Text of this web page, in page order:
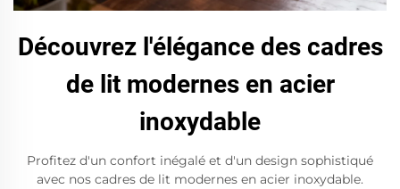
Découvrez l'élégance des cadres
de lit modernes en acier
inoxydable
Profitez d'un confort inégalé et d'un design sophistiqué
avec nos cadres de lit modernes en acier inoxydable.